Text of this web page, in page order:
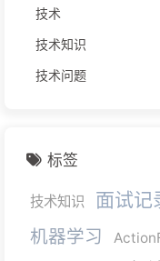
技术
技术知识
技术问题
标签
技术知识 面试记
机器学习